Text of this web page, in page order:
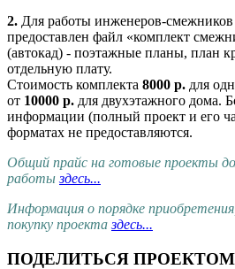
2. Для работы инженеров-
предоставлен файл «комплект
(автокад) - поэтажные планы, план
отдельную плату.
Стоимость комплекта 8000 р. для
от 10000 р. для двухэтажного дома.
информации (полный проект и его
форматах не предоставляются.
Общий прайс на готовые проекты
работыздесь...
Информация о порядке
покупку проектаздесь...
ПОДЕЛИТЬСЯ